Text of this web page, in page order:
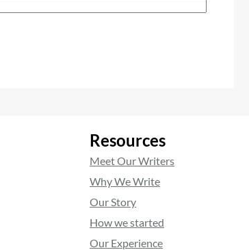
Resources
Meet Our Writers
Why We Write
Our Story
How we started
Our Experience